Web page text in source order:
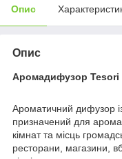
Опис
Опис
Аромадифузор Tesori
Ароматичний дифузор
призначений для
кімнат та місць
ресторани, магазини,